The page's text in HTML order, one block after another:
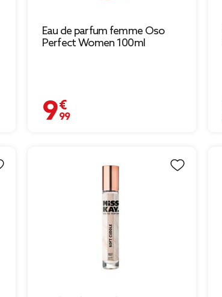
Eau de parfum femme Oso
Perfect Women 100ml
9,99 €